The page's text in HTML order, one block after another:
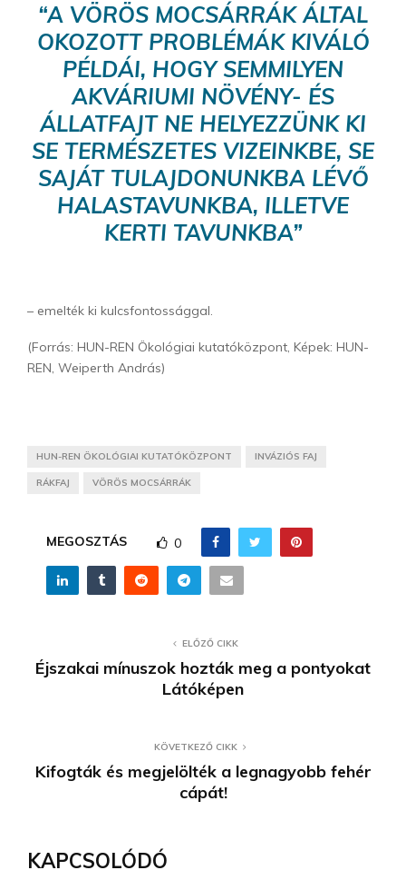
“A VÖRÖS MOCSÁRRÁK ÁLTAL
OKOZOTT PROBLÉMÁK KIVÁLÓ
PÉLDÁI, HOGY SEMMILYEN
AKVÁRIUMI NÖVÉNY- ÉS
ÁLLATFAJT NE HELYEZZÜNK KI
SE TERMÉSZETES VIZEINKBE, SE
SAJÁT TULAJDONUNKBA LÉVŐ
HALASTAVUNKBA, ILLETVE
KERTI TAVUNKBA”
– emelték ki kulcsfontossággal.
(Forrás: HUN-REN Ökológiai kutatóközpont, Képek: HUN-
REN, Weiperth András)
HUN-REN ÖKOLÓGIAI KUTATÓKÖZPONT INVÁZIÓS FAJ
RÁKFAJ VÖRÖS MOCSÁRRÁK
MEGOSZTÁS 0
ELŐZŐ CIKK
Éjszakai mínuszok hozták meg a pontyokat
Látóképen
KÖVETKEZŐ CIKK
Kifogták és megjelölték a legnagyobb fehér
cápát!
KAPCSOLÓDÓ